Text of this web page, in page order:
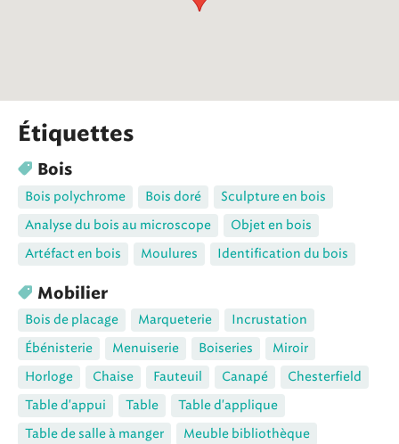
Étiquettes
Bois
Bois polychrome Bois doré
Sculpture en bois
Analyse du bois au microscope
Objet en bois
Artéfact en bois
Moulures Identification du bois
Mobilier
Bois de placage Marqueterie
Incrustation
Ébénisterie
Menuiserie Boiseries
Miroir
Horloge
Chaise Fauteuil Canapé
Chesterfield
Table d'appui
Table
Table d'applique
Table de salle à manger
Meuble bibliothèque